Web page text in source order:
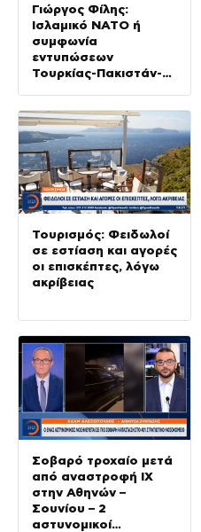
Γιώργος Φίλης:
Ισλαμικό ΝΑΤΟ ή
συμφωνία
εντυπώσεων
Τουρκίας-Πακιστάν-
Τουρισμός: Φειδωλοί
σε εστίαση και αγορές
οι επισκέπτες, λόγω
ακρίβειας
Σοβαρό τροχαίο μετά
από αναστροφή ΙΧ
στην Αθηνών –
Σουνίου – 2
αστυνομικοί